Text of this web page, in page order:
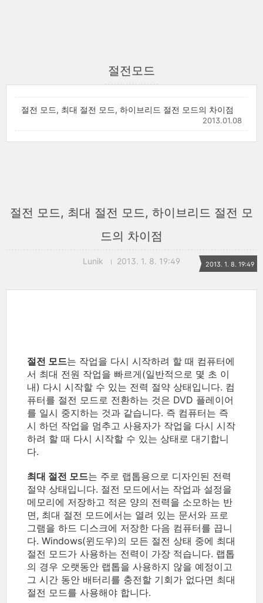
절전모드
절전 모드, 최대 절전 모드, 하이브리드 절전 모드의 차이점
2013.01.08
절전 모드, 최대 절전 모드, 하이브리드 절전 모
드의 차이점
Lunik 2013. 1. 8. 19:49 2013. 1. 8. 19:49
절전 모드는 작업을 다시 시작하려 할 때 컴퓨터에
서 최대 전원 작업을 빠르게(일반적으로 몇 초 이
내) 다시 시작할 수 있는 전력 절약 상태입니다. 컴
퓨터를 절전 모드로 전환하는 것은 DVD 플레이어
를 일시 중지하는 것과 같습니다. 즉 컴퓨터는 즉
시 하던 작업을 멈추고 사용자가 작업을 다시 시작
하려 할 때 다시 시작할 수 있는 상태로 대기합니
다.
최대 절전 모드는 주로 랩톱용으로 디자인된 전력
절약 상태입니다. 절전 모드에서는 작업과 설정을
메모리에 저장하고 적은 양의 전력을 소모하는 반
면, 최대 절전 모드에서는 열려 있는 문서와 프로
그램을 하드 디스크에 저장한 다음 컴퓨터를 끕니
다. Windows(윈도우)의 모든 절전 상태 중에 최대
절전 모드가 사용하는 전력이 가장 적습니다. 랩톱
의 경우 오랫동안 랩톱을 사용하지 않을 예정이고
그 시간 동안 배터리를 충전할 기회가 없다면 최대
절전 모드를 사용해야 합니다.